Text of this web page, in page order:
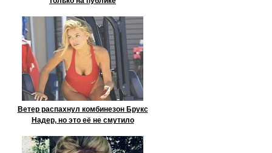
Ветер распахнул комбинезон Брукс
Надер, но это её не смутило